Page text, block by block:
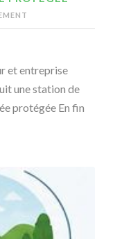
et entreprise
une station de
protégée En fin